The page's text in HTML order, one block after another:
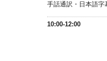
手話通訳・日本語字
10:00-12:00